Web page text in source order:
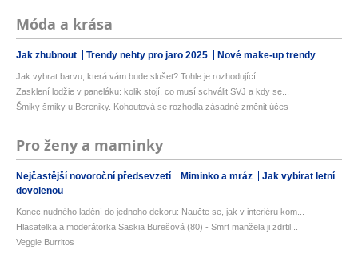
Móda a krása
Jak zhubnout Trendy nehty pro jaro 2025 Nové make-up trendy
Jak vybrat barvu, která vám bude slušet? Tohle je rozhodující
Zasklení lodžie v paneláku: kolik stojí, co musí schválit SVJ a kdy se...
Šmiky šmiky u Bereniky. Kohoutová se rozhodla zásadně změnit účes
Pro ženy a maminky
Nejčastější novoroční předsevzetí Miminko a mráz
Jak vybírat letní
dovolenou
Konec nudného ladění do jednoho dekoru: Naučte se, jak v interiéru kom...
Hlasatelka a moderátorka Saskia Burešová (80) - Smrt manžela ji zdrtil...
Veggie Burritos